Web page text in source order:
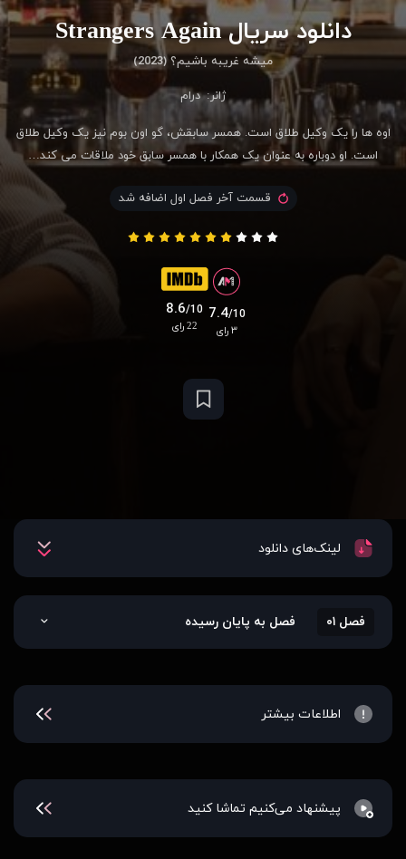
دانلود سریال Strangers Again
میشه غریبه باشیم؟ (2023)
ژانر: درام
اوه ها را یک وکیل طلاق است. همسر سابقش، گو اون بوم نیز یک وکیل طلاق
است. او دوباره به عنوان یک همکار با همسر سابق خود ملاقات می کند…
قسمت آخر فصل اول اضافه شد
8.6/10
22 رای
7.4/10
۳ رای
لینک‌های دانلود
فصل ۰۱ فصل به پایان رسیده
اطلاعات بیشتر
پیشنهاد می‌کنیم تماشا کنید